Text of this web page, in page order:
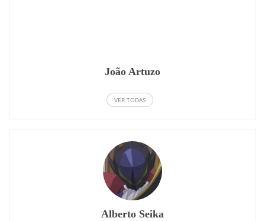
João Artuzo
VER TODAS
Alberto Seika